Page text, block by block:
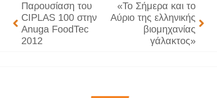
Παρουσίαση του
CIPLAS 100 στην
Anuga FoodTec
2012
«Το Σήμερα και το
Αύριο της ελληνικής
βιομηχανίας
γάλακτος»